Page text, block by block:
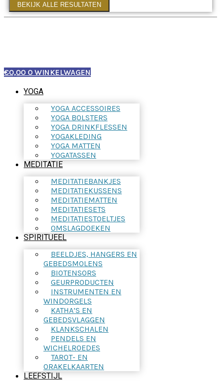
BEKIJK ALLE RESULTATEN
€0,00 0 WINKELWAGEN
YOGA
YOGA ACCESSOIRES
YOGA BOLSTERS
YOGA DRINKFLESSEN
YOGAKLEDING
YOGA MATTEN
YOGATASSEN
MEDITATIE
MEDITATIEBANKJES
MEDITATIEKUSSENS
MEDITATIEMATTEN
MEDITATIESETS
MEDITATIESTOELTJES
OMSLAGDOEKEN
SPIRITUEEL
BEELDJES, HANGERS EN
GEBEDSMOLENS
BIOTENSORS
GEURPRODUCTEN
INSTRUMENTEN EN
WINDORGELS
KATHA’S EN
GEBEDSVLAGGEN
KLANKSCHALEN
PENDELS EN
WICHELROEDES
TAROT- EN
ORAKELKAARTEN
LEEFSTIJL